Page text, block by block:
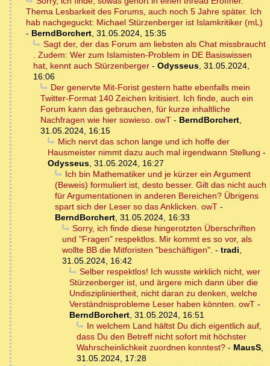
Thema Lesbarkeit des Forums, auch noch 5 Jahre später. Ich
hab nachgeguckt: Michael Stürzenberger ist Islamkritiker (mL)
- BerndBorchert, 31.05.2024, 15:35
Sagt der, der das Forum am liebsten als Chat missbraucht
. Zudem: Wer zum Islamisten-Problem in DE Basiswissen
hat, kennt auch Stürzenberger - Odysseus, 31.05.2024,
16:06
Der genervte Mit-Forist gestern hatte ebenfalls mein
Twitter-Format 140 Zeichen kritisiert. Ich finde, auch ein
Forum kann das gebrauchen, für kurze inhaltliche
Nachfragen wie hier sowieso. owT - BerndBorchert,
31.05.2024, 16:15
Mich nervt das schon lange und ich hoffe der
Hausmeister nimmt dazu auch mal irgendwann Stellung -
Odysseus, 31.05.2024, 16:27
Ich bin Mathematiker und je kürzer ein Argument
(Beweis) formuliert ist, desto besser. Gilt das nicht auch
für Argumentationen in anderen Bereichen? Übrigens
spart sich der Leser so das Anklicken. owT -
BerndBorchert, 31.05.2024, 16:33
Sorry, ich finde diese hingerotzten Überschriften
und "Fragen" respektlos. Mir kommt es so vor, als
wollte BB die Mitforisten "beschäftigen". - tradi,
31.05.2024, 16:42
Selber respektlos! Ich wusste wirklich nicht, wer
Stürzenberger ist, und ärgere mich dann über die
Undiszipliniertheit, nicht daran zu denken, welche
Verständnisprobleme Leser haben könnten. owT -
BerndBorchert, 31.05.2024, 16:51
In welchem Land hältst Du dich eigentlich auf,
dass Du den Betreff nicht sofort mit höchster
Wahrscheinlichkeit zuordnen konntest? - MausS,
31.05.2024, 17:28